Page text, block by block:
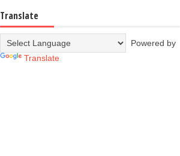
Translate
Powered by
Translate